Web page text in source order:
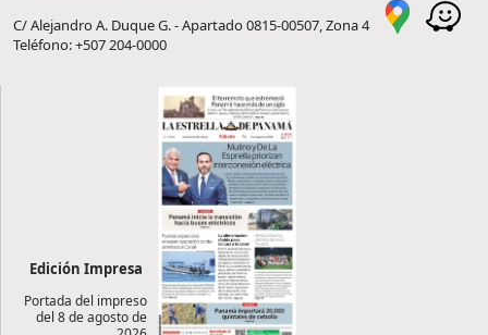
C/ Alejandro A. Duque G. - Apartado 0815-00507, Zona 4
Teléfono: +507 204-0000
Edición Impresa
Portada del impreso
del 8 de agosto de